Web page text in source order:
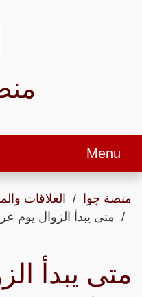
Menu
منصة جوا
العلاقات
متى يبدأ الزوال يوم
متى يبدأ